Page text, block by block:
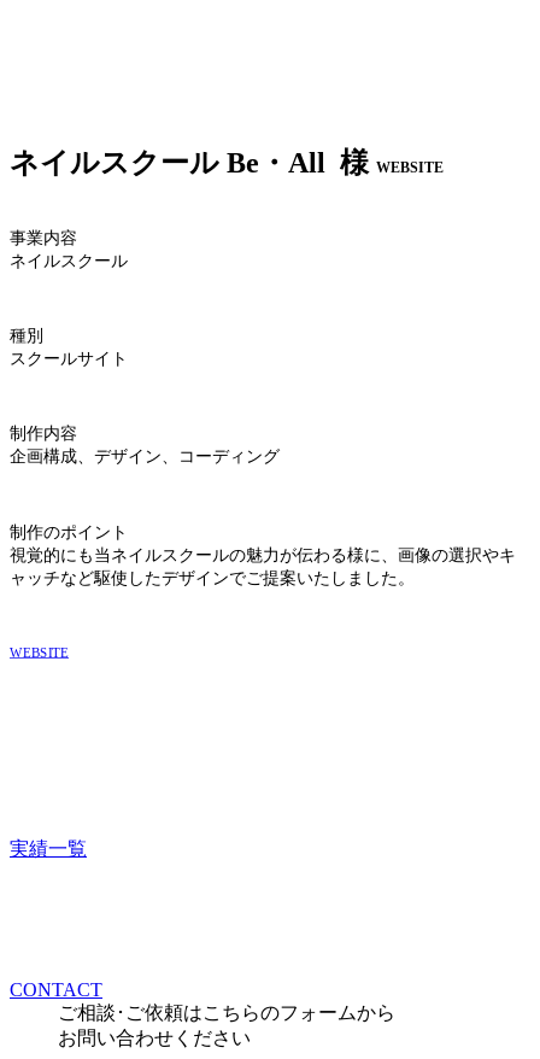
ネイルスクール Be・All 様 WEBSITE
事業内容
ネイルスクール
種別
スクールサイト
制作内容
企画構成、デザイン、コーディング
制作のポイント
視覚的にも当ネイルスクールの魅力が伝わる様に、画像の選択やキ
ャッチなど駆使したデザインでご提案いたしました。
WEBSITE
実績一覧
CONTACT
ご相談･ご依頼はこちらのフォームから
お問い合わせください